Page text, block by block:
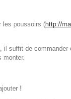
les poussoirs (http://
il suffit de commander
!